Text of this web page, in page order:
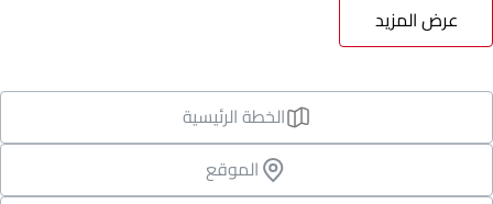
عرض المزيد
الخطة الرئيسية
الموقع